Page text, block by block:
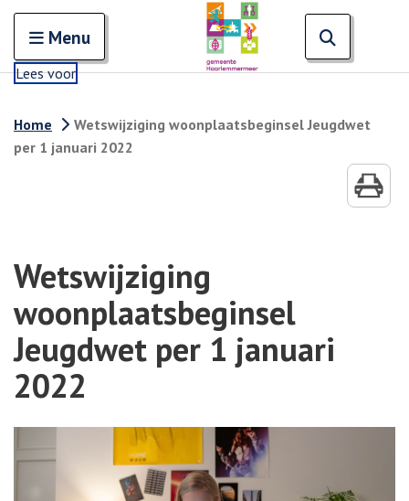
Open en sluit het
Menu
Lees voor
Home
Wetswijziging woonplaatsbeginsel Jeugdwet
per 1 januari 2022
Wetswijziging
woonplaatsbeginsel
Jeugdwet per 1 januari
2022